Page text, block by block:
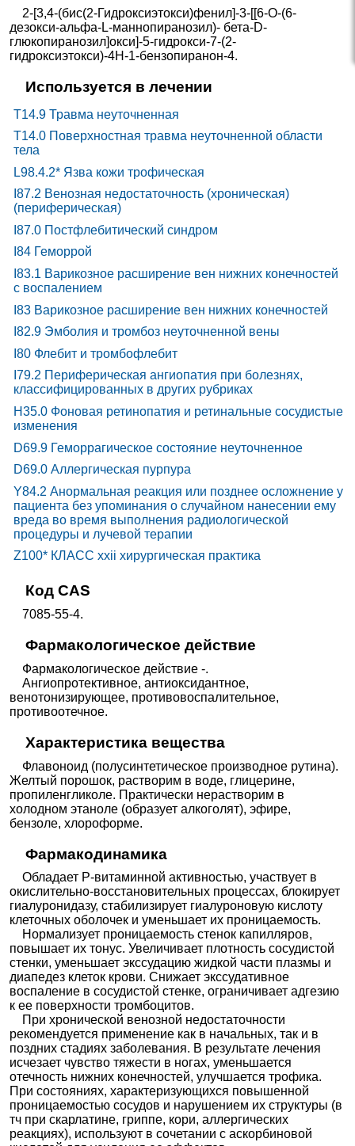
2-[3,4-(бис(2-Гидроксиэтокси)фенил]-3-[[6-O-(6-
дезокси-альфа-L-маннопиранозил)- бета-D-
глюкопиранозил]окси]-5-гидрокси-7-(2-
гидроксиэтокси)-4Н-1-бензопиранон-4.
Используется в лечении
T14.9 Травма неуточненная
T14.0 Поверхностная травма неуточненной области
тела
L98.4.2* Язва кожи трофическая
I87.2 Венозная недостаточность (хроническая)
(периферическая)
I87.0 Постфлебитический синдром
I84 Геморрой
I83.1 Варикозное расширение вен нижних конечностей
с воспалением
I83 Варикозное расширение вен нижних конечностей
I82.9 Эмболия и тромбоз неуточненной вены
I80 Флебит и тромбофлебит
I79.2 Периферическая ангиопатия при болезнях,
классифицированных в других рубриках
H35.0 Фоновая ретинопатия и ретинальные сосудистые
изменения
D69.9 Геморрагическое состояние неуточненное
D69.0 Аллергическая пурпура
Y84.2 Анормальная реакция или позднее осложнение у
пациента без упоминания о случайном нанесении ему
вреда во время выполнения радиологической
процедуры и лучевой терапии
Z100* КЛАСС xxii хирургическая практика
Код CAS
7085-55-4.
Фармакологическое действие
Фармакологическое действие -.
Ангиопротективное, антиоксидантное,
венотонизирующее, противовоспалительное,
противоотечное.
Характеристика вещества
Флавоноид (полусинтетическое производное рутина).
Желтый порошок, растворим в воде, глицерине,
пропиленгликоле. Практически нерастворим в
холодном этаноле (образует алкоголят), эфире,
бензоле, хлороформе.
Фармакодинамика
Обладает P-витаминной активностью, участвует в
окислительно-восстановительных процессах, блокирует
гиалуронидазу, стабилизирует гиалуроновую кислоту
клеточных оболочек и уменьшает их проницаемость.
Нормализует проницаемость стенок капилляров,
повышает их тонус. Увеличивает плотность сосудистой
стенки, уменьшает экссудацию жидкой части плазмы и
диапедез клеток крови. Снижает экссудативное
воспаление в сосудистой стенке, ограничивает адгезию
к ее поверхности тромбоцитов.
При хронической венозной недостаточности
рекомендуется применение как в начальных, так и в
поздних стадиях заболевания. В результате лечения
исчезает чувство тяжести в ногах, уменьшается
отечность нижних конечностей, улучшается трофика.
При состояниях, характеризующихся повышенной
проницаемостью сосудов и нарушением их структуры (в
тч при скарлатине, гриппе, кори, аллергических
реакциях), используют в сочетании с аскорбиновой